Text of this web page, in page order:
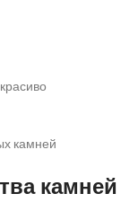
камней
камней